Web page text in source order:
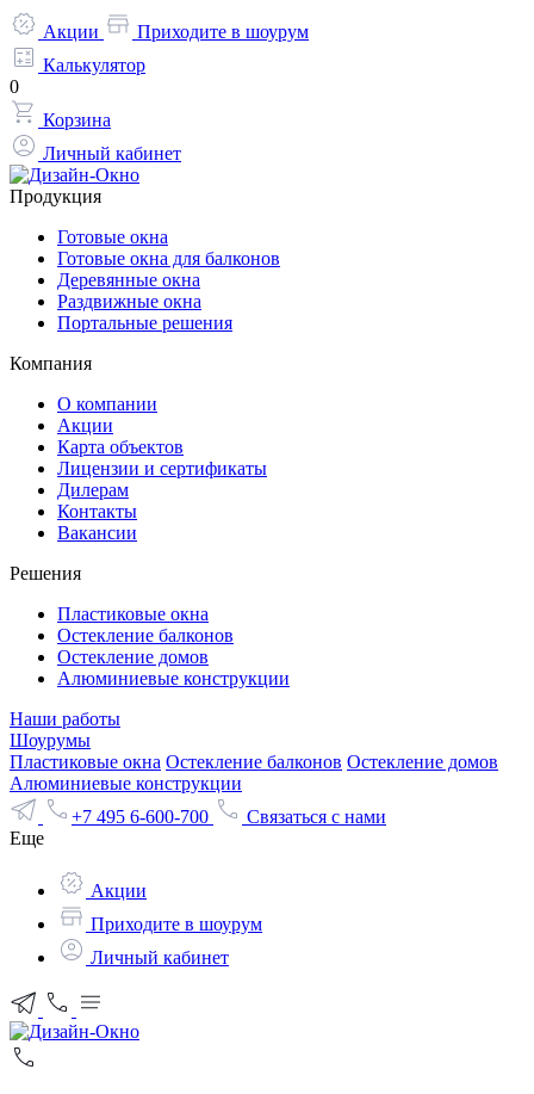
Акции
Приходите в шоурум
Калькулятор
0
Корзина
Личный кабинет
Продукция
Готовые окна
Готовые окна для балконов
Деревянные окна
Раздвижные окна
Портальные решения
Компания
О компании
Акции
Карта объектов
Лицензии и сертификаты
Дилерам
Контакты
Вакансии
Решения
Пластиковые окна
Остекление балконов
Остекление домов
Алюминиевые конструкции
Наши работы
Шоурумы
Пластиковые окна Остекление балконов Остекление домов
Алюминиевые конструкции
+7 495 6-600-700
Связаться с нами
Еще
Акции
Приходите в шоурум
Личный кабинет